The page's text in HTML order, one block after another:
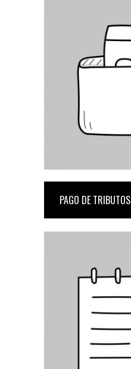
PAGO DE TRIBUTOS